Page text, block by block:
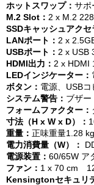
ホットスワップ： サポ
M.2 Slot： 2 x M.2
SSDキャッシュアクセ
LANポート： 2 x
USBポート： 2 x USB
HDMI出力： 2 x HDMI
LEDインジケーター：
ボタン： 電源、USBコ
システム警告： ブザー
フォームファクター：
寸法（H x W x D）：
重量： 正味重量1.28
電力消費量（W）：
電源装置： 60/65W ア
ファン： 1 x 70 cm
Kensingtonセキュリ